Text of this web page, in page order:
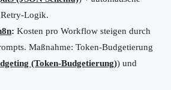
Logik.
: Kosten pro Workflow steigen durch
Maßnahme: Token-Budgetierung
(Token-Budgetierung)) und